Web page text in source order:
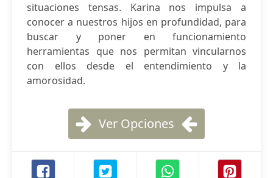
situaciones tensas. Karina nos impulsa a
conocer a nuestros hijos en profundidad, para
buscar y poner en funcionamiento
herramientas que nos permitan vincularnos
con ellos desde el entendimiento y la
amorosidad.
Ver Opciones